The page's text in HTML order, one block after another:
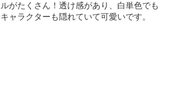
がたくさん！透け感があり、白単色でも
ャラクターも隠れていて可愛いです。